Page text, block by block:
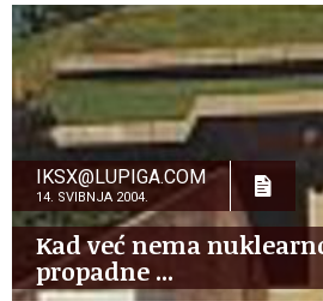
IKSX@LUPIGA.COM
14. SVIBNJA 2004.
Kad već nema
propadne ...